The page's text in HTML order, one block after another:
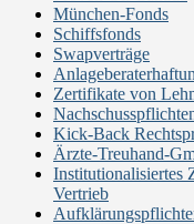
München-Fonds
Schiffsfonds
Swapverträge
Zertifikate von
Kick-Back
Ärzte-Treuhand-
Institutionalisiertes
Vertrieb